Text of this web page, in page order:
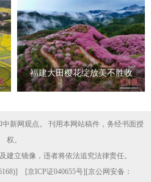
福建大田樱花绽放美不胜收
新网观点。 刊用本网站稿件，务经书面授
权。
建立镜像，违者将依法追究法律责任。
] [京ICP证040655号][京公网安备：